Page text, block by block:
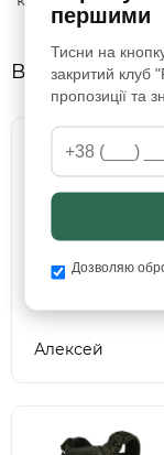
Відгуки
Алексей
першими
Тисни на
закритий клуб
пропозиції та
Дозволяю